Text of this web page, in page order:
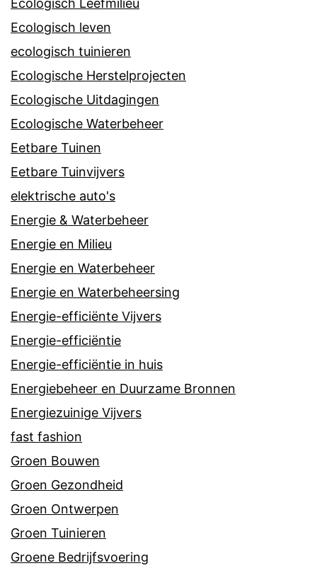
Ecologisch Leefmilieu
Ecologisch leven
ecologisch tuinieren
Ecologische Herstelprojecten
Ecologische Uitdagingen
Ecologische Waterbeheer
Eetbare Tuinen
Eetbare Tuinvijvers
elektrische auto's
Energie & Waterbeheer
Energie en Milieu
Energie en Waterbeheer
Energie en Waterbeheersing
Energie-efficiënte Vijvers
Energie-efficiëntie
Energie-efficiëntie in huis
Energiebeheer en Duurzame Bronnen
Energiezuinige Vijvers
fast fashion
Groen Bouwen
Groen Gezondheid
Groen Ontwerpen
Groen Tuinieren
Groene Bedrijfsvoering